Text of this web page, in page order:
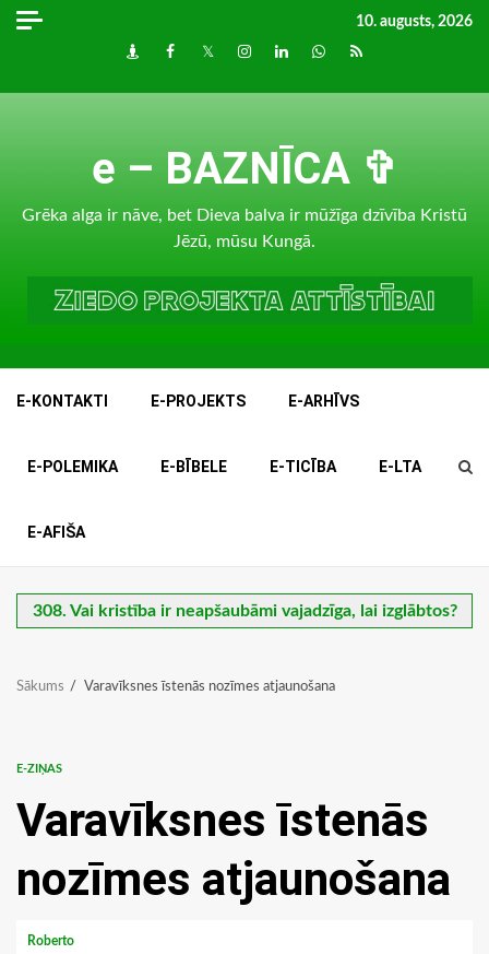
Skip
10. augusts, 2026
DraugiemFacebook
TwitterInstagram
LinkedInwhatsapp
RSS
e – BAZNĪCA ✞
Grēka alga ir nāve, bet Dieva balva ir mūžīga dzīvība Kristū
Jēzū, mūsu Kungā.
E-KONTAKTI E-PROJEKTS E-ARHĪVS
E-POLEMIKA E-BĪBELE E-TICĪBA E-LTA
E-AFIŠA
308. Vai kristība ir neapšaubāmi vajadzīga, lai izglābtos?
Sākums Varavīksnes īstenās nozīmes atjaunošana
E-ZIŅAS
Varavīksnes īstenās
nozīmes atjaunošana
Roberto